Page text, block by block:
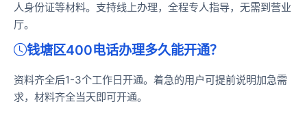
人身份证等材料。支持线上办理，全程专人指导，无需到营业
厅。
钱塘区400电话办理多久能开通？
资料齐全后1-3个工作日开通。着急的用户可提前说明加急需
求，材料齐全当天即可开通。